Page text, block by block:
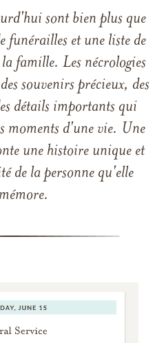
sont bien plus que
funérailles et une liste de
la famille. Les nécrologies
souvenirs précieux, des
détails importants qui
moments d'une vie. Une
une histoire unique et
de la personne qu'elle